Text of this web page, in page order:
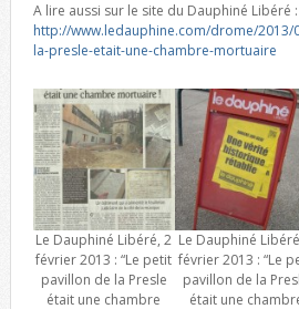
A lire aussi sur le site du Dauphiné Libéré :
http://www.ledauphine.com/drome/
la-presle-etait-une-chambre-mortuaire
Le Dauphiné Libéré, 2
février 2013 : “Le petit
pavillon de la Presle
était une chambre
Le Dauphiné
février 2013 : “Le
pavillon de la
était une